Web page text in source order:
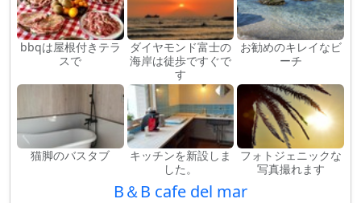
bbqは屋根付きテラ
スで
ダイヤモンド富士の
海岸は徒歩ですぐで
す
お勧めのキレイなビ
ーチ
猫脚のバスタブ
キッチンを新設しま
した。
フォトジェニックな
写真撮れます
B＆B cafe del mar